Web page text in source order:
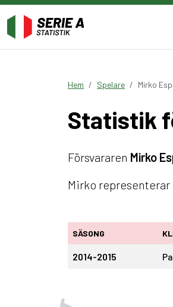
Hem Spelare Mirko
Statistik
Försvararen Mirko
Mirko representerar
SÄSONG
2014-2015